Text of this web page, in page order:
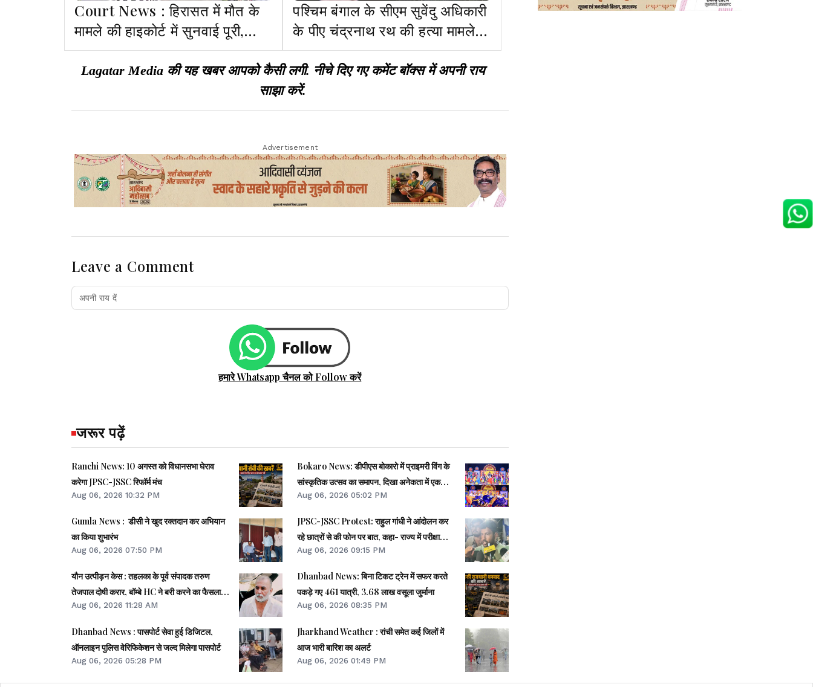
Court News : हिरासत में मौत के
मामले की हाइकोर्ट में सुनवाई पूरी,
आदेश सुरक्षित
पश्चिम बंगाल के सीएम सुवेंदु अधिकारी
के पीए चंद्रनाथ रथ की हत्या मामले में
एक यूपी से, दो बिहार से गिरफ्तार
Lagatar Media की यह खबर आपको कैसी लगी. नीचे दिए गए कमेंट बॉक्स में अपनी राय
साझा करें.
Advertisement
Leave a Comment
हमारे Whatsapp चैनल को Follow करें
जरूर पढ़ें
Ranchi News: 10 अगस्त को विधानसभा घेराव
करेगा JPSC-JSSC रिफॉर्म मंच
Aug 06, 2026 10:32 PM
Gumla News : डीसी ने खुद रक्तदान कर अभियान
का किया शुभारंभ
Aug 06, 2026 07:50 PM
यौन उत्पीड़न केस : तहलका के पूर्व संपादक तरुण
तेजपाल दोषी करार, बॉम्बे HC ने बरी करने का फैसला
पलटा
Aug 06, 2026 11:28 AM
Dhanbad News : पासपोर्ट सेवा हुई डिजिटल,
ऑनलाइन पुलिस वेरिफिकेशन से जल्द मिलेगा पासपोर्ट
Aug 06, 2026 05:28 PM
Bokaro News: डीपीएस बोकारो में प्राइमरी विंग के
सांस्कृतिक उत्सव का समापन, दिखा अनेकता में एकता
का रंग
Aug 06, 2026 05:02 PM
JPSC-JSSC Protest: राहुल गांधी ने आंदोलन कर
रहे छात्रों से की फोन पर बात, कहा- राज्य में परीक्षा
माफिया हावी
Aug 06, 2026 09:15 PM
Dhanbad News: बिना टिकट ट्रेन में सफर करते
पकड़े गए 461 यात्री, 3.68 लाख वसूला जुर्माना
Aug 06, 2026 08:35 PM
Jharkhand Weather : रांची समेत कई जिलों में
आज भारी बारिश का अलर्ट
Aug 06, 2026 01:49 PM